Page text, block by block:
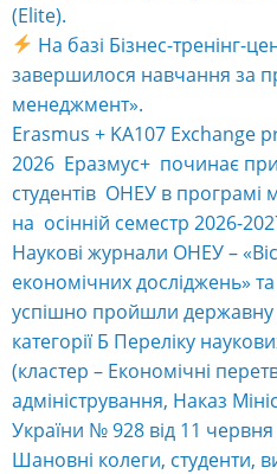
(Elite).
На базі Бізнес-тренінг-
завершилося навчання за
менеджмент».
Erasmus + KA107 Exchange
2026 Еразмус+ починає
студентів ОНЕУ в програмі
на осінній семестр 2026-
Наукові журнали ОНЕУ –
економічних досліджень»
успішно пройшли державну
категорії Б Переліку
(кластер – Економічні
адміністрування, Наказ
України № 928 від 11
Шановні колеги, студенти,